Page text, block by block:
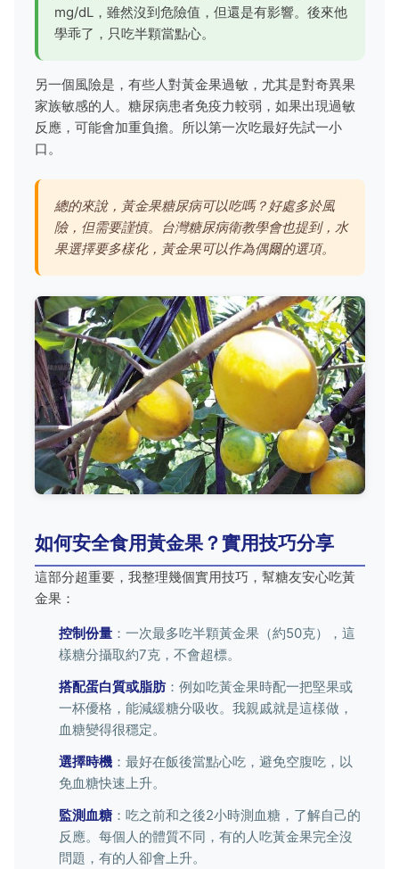
mg/dL，雖然沒到危險值，但還是有影響。後來他
學乖了，只吃半顆當點心。
另一個風險是，有些人對黃金果過敏，尤其是對奇異果
家族敏感的人。糖尿病患者免疫力較弱，如果出現過敏
反應，可能會加重負擔。所以第一次吃最好先試一小
口。
總的來說，黃金果糖尿病可以吃嗎？好處多於風
險，但需要謹慎。台灣糖尿病衛教學會也提到，水
果選擇要多樣化，黃金果可以作為偶爾的選項。
如何安全食用黃金果？實用技巧分享
這部分超重要，我整理幾個實用技巧，幫糖友安心吃黃
金果：
控制份量：一次最多吃半顆黃金果（約50克），這
樣糖分攝取約7克，不會超標。
搭配蛋白質或脂肪：例如吃黃金果時配一把堅果或
一杯優格，能減緩糖分吸收。我親戚就是這樣做，
血糖變得很穩定。
選擇時機：最好在飯後當點心吃，避免空腹吃，以
免血糖快速上升。
監測血糖：吃之前和之後2小時測血糖，了解自己的
反應。每個人的體質不同，有的人吃黃金果完全沒
問題，有的人卻會上升。